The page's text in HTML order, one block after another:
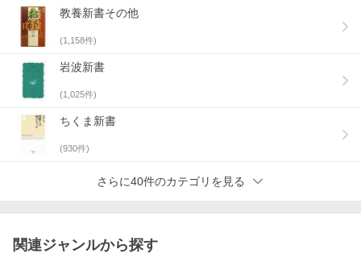
教養新書その他
(1,158件)
岩波新書
(1,025件)
ちくま新書
(930件)
さらに40件のカテゴリを見る
関連ジャンルから探す